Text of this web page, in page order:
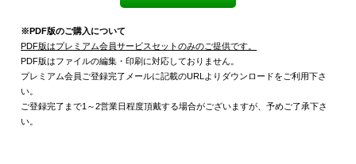
※PDF版のご購入について
PDF版はプレミアム会員サービスセットのみのご提供です。
PDF版はファイルの編集・印刷に対応しておりません。
プレミアム会員ご登録完了メールに記載のURLよりダウンロードをご利用下さ
い。
ご登録完了まで1～2営業日程度頂戴する場合がございますが、予めご了承下さ
い。